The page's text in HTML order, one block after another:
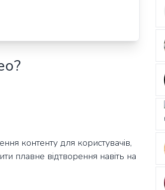
контенту для користувачів,
плавне відтворення навіть на